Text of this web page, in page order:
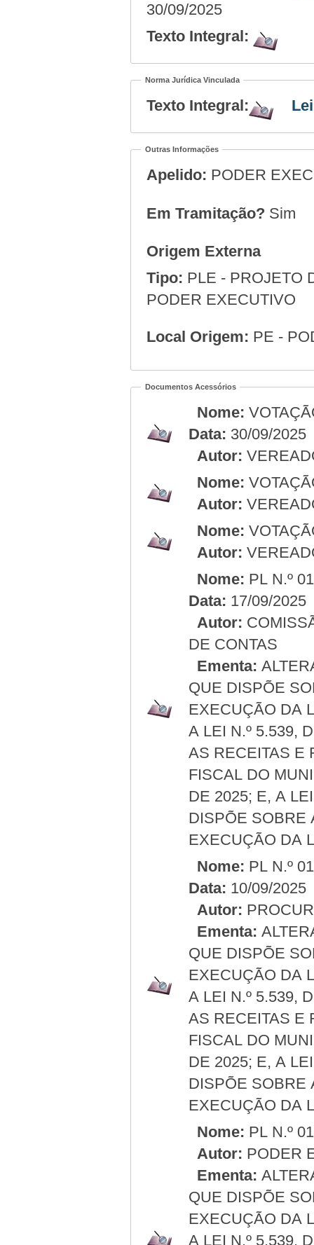
30/09/2025
Texto Integral:
Norma Jurídica Vinculada
Texto Integral:
Outras Informações
Apelido: PODER
Em Tramitação? Sim
Origem Externa
Tipo: PLE - PROJETO
PODER EXECUTIVO
Local Origem: PE -
Documentos Acessórios
Nome:
Data: 30/09/2025
Autor:
Nome:
Autor:
Nome:
Autor:
Nome: PL N.º
Data: 17/09/2025
Autor:
DE CONTAS
Ementa:
QUE DISPÕE
EXECUÇÃO DA
A LEI N.º 5.539,
AS RECEITAS E
FISCAL DO
DE 2025; E, A
DISPÕE SOBRE
EXECUÇÃO DA
Nome: PL N.º
Data: 10/09/2025
Autor:
Ementa:
QUE DISPÕE
EXECUÇÃO DA
A LEI N.º 5.539,
AS RECEITAS E
FISCAL DO
DE 2025; E, A
DISPÕE SOBRE
EXECUÇÃO DA
Nome: PL N.º
Autor: PODER
Ementa:
QUE DISPÕE
EXECUÇÃO DA
A LEI N.º 5.539,